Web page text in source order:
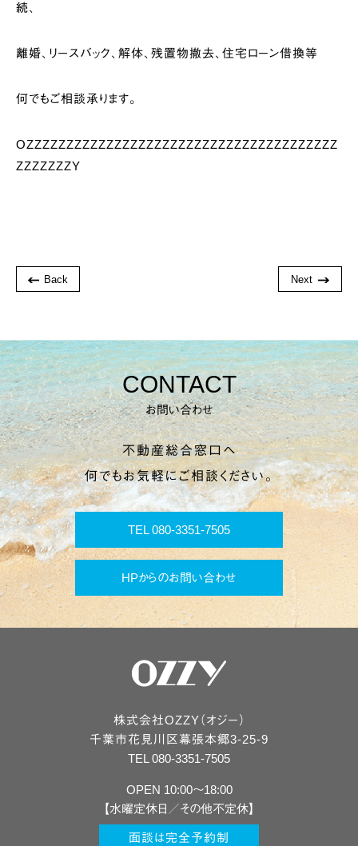
続、
離婚、リースバック、解体、残置物撤去、住宅ローン借換等
何でもご相談承ります。
OZZZZZZZZZZZZZZZZZZZZZZZZZZZZZZZZZZZZZZZ
ZZZZZZZY
Back Next
CONTACT
お問い合わせ
不動産総合窓口へ
何でもお気軽にご相談ください。
TEL 080-3351-7505
HPからのお問い合わせ
株式会社OZZY（オジー）
千葉市花見川区幕張本郷3-25-9
TEL 080-3351-7505
OPEN 10:00〜18:00
【水曜定休日／その他不定休】
面談は完全予約制